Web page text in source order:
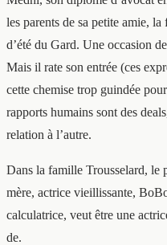
les parents de sa petite amie,
d’été du Gard. Une occasion
Mais il rate son entrée (ces
cette chemise trop guindée
rapports humains sont des
relation à l’autre.
Dans la famille Trousselard, le
mère, actrice vieillissante,
calculatrice, veut être une
de.